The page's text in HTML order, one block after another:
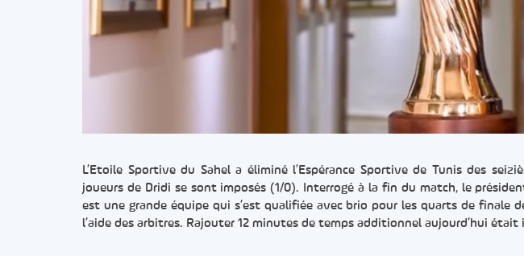
L’Etoile Sportive du Sahel a éliminé l’Espérance Sportive de Tunis des
joueurs de Dridi se sont imposés (1/0). Interrogé à la fin du match, le
est une grande équipe qui s’est qualifiée avec brio pour les quarts de finale
l’aide des arbitres. Rajouter 12 minutes de temps additionnel aujourd’hui était